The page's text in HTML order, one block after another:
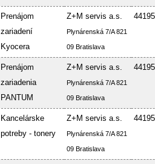
Prenájom
zariadení
Kyocera
Z+M servis a.s.
Plynárenská 7/A 821
09 Bratislava
Prenájom
zariadenia
PANTUM
Z+M servis a.s.
Plynárenská 7/A 821
09 Bratislava
Kancelárske
potreby - tonery
Z+M servis a.s.
Plynárenská 7/A 821
09 Bratislava